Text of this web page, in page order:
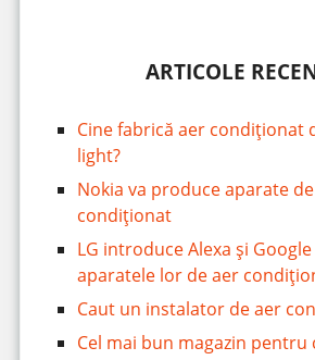
ARTICOLE
Cine fabrică aer condiționat
light?
Nokia va produce aparate
condiționat
LG introduce Alexa și
aparatele lor de aer
Caut un instalator de aer
Cel mai bun magazin pentru